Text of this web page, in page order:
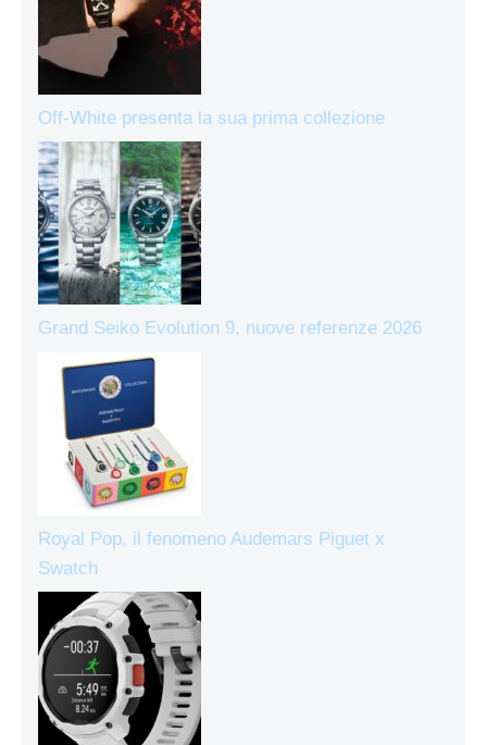
Off-White presenta la sua prima collezione
Grand Seiko Evolution 9, nuove referenze 2026
Royal Pop, il fenomeno Audemars Piguet x
Swatch